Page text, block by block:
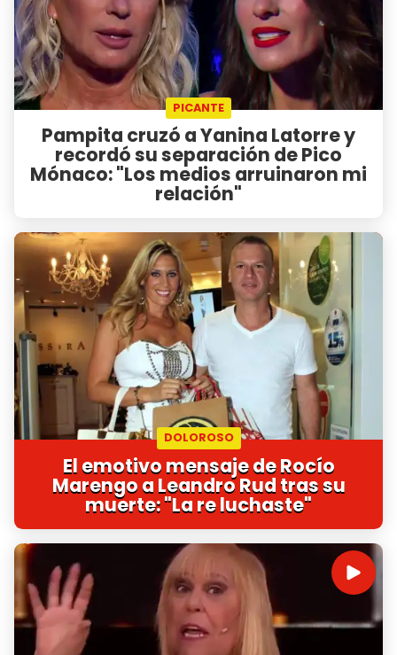
PICANTE
Pampita cruzó a Yanina Latorre y
recordó su separación de Pico
Mónaco: "Los medios arruinaron mi
relación"
DOLOROSO
El emotivo mensaje de Rocío
Marengo a Leandro Rud tras su
muerte: "La re luchaste"